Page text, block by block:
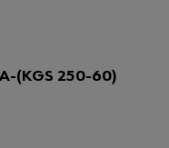
(KGS 250-60)